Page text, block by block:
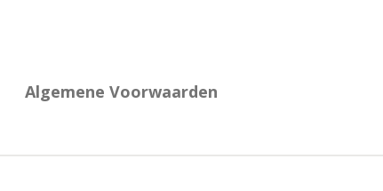
Algemene Voorwaarden